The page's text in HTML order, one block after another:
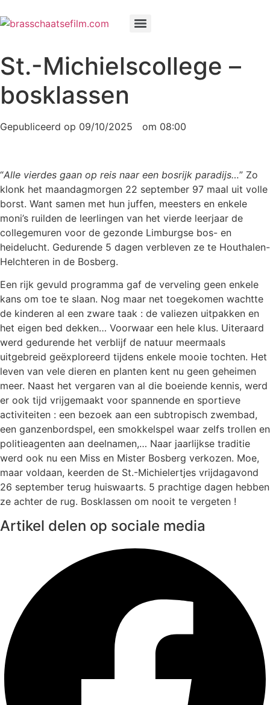
naar
St.-Michielscollege –
bosklassen
Gepubliceerd op 09/10/2025 om 08:00
“Alle vierdes gaan op reis naar een bosrijk paradijs…” Zo
klonk het maandagmorgen 22 september 97 maal uit volle
borst. Want samen met hun juffen, meesters en enkele
moni’s ruilden de leerlingen van het vierde leerjaar de
collegemuren voor de gezonde Limburgse bos- en
heidelucht. Gedurende 5 dagen verbleven ze te Houthalen-
Helchteren in de Bosberg.
Een rijk gevuld programma gaf de verveling geen enkele
kans om toe te slaan. Nog maar net toegekomen wachtte
de kinderen al een zware taak : de valiezen uitpakken en
het eigen bed dekken… Voorwaar een hele klus. Uiteraard
werd gedurende het verblijf de natuur meermaals
uitgebreid geëxploreerd tijdens enkele mooie tochten. Het
leven van vele dieren en planten kent nu geen geheimen
meer. Naast het vergaren van al die boeiende kennis, werd
er ook tijd vrijgemaakt voor spannende en sportieve
activiteiten : een bezoek aan een subtropisch zwembad,
een ganzenbordspel, een smokkelspel waar zelfs trollen en
politieagenten aan deelnamen,… Naar jaarlijkse traditie
werd ook nu een Miss en Mister Bosberg verkozen. Moe,
maar voldaan, keerden de St.-Michielertjes vrijdagavond
26 september terug huiswaarts. 5 prachtige dagen hebben
ze achter de rug. Bosklassen om nooit te vergeten !
Artikel delen op sociale media